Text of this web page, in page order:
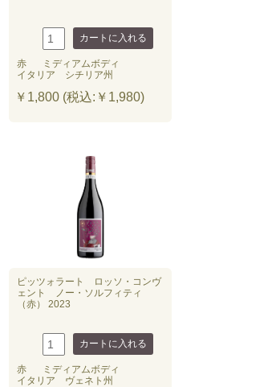
赤
ミディアムボディ
イタリア シチリア州
￥1,800 (税込:￥1,980)
ピッツォラート ロッソ・コンヴ
ェント ノー・ソルフィティ
（赤） 2023
赤
ミディアムボディ
イタリア ヴェネト州